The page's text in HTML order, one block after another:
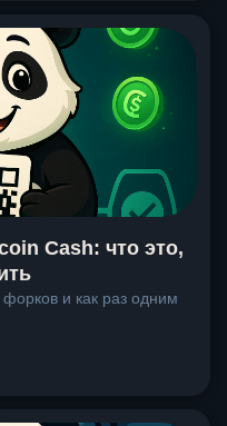
Cash: что это,
форков и как раз одним